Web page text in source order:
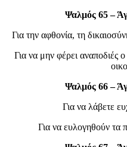
Ψαλμός 65 –
Για την αφθονία, τη
Για να μην φέρει αναποδιές ο
Ψαλμός 66 –
Για να λάβετε
Για να ευλογηθούν τα